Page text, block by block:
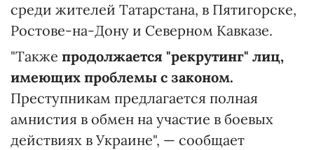
среди жителей Татарстана, в Пятигорске,
Ростове-на-Дону и Северном Кавказе.
"Также продолжается "рекрутинг" лиц,
имеющих проблемы с законом.
Преступникам предлагается полная
амнистия в обмен на участие в боевых
действиях в Украине", — сообщает